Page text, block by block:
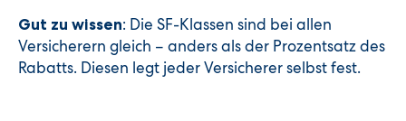
Gut zu wissen: Die SF-Klassen sind bei allen
Versicherern gleich – anders als der Prozentsatz des
Rabatts. Diesen legt jeder Versicherer selbst fest.